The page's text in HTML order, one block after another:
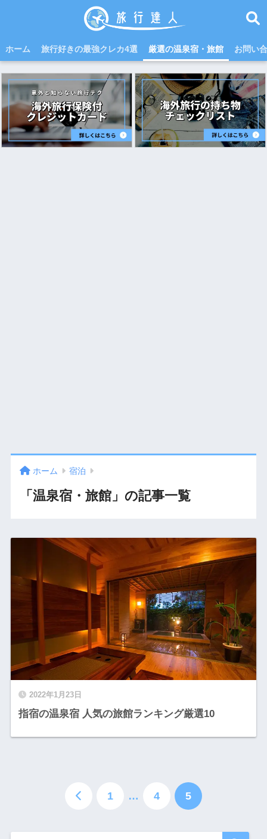
ホーム 旅行好きの最強クレカ4選 厳選の温泉宿・旅館 お問い
ホーム 宿泊
「温泉宿・旅館」の記事一覧
2022年1月23日
指宿の温泉宿 人気の旅館ランキング厳選10
1 … 4 5